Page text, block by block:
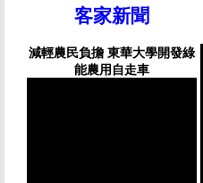
客家新聞
減輕農民負擔 東華大學開發綠
能農用自走車